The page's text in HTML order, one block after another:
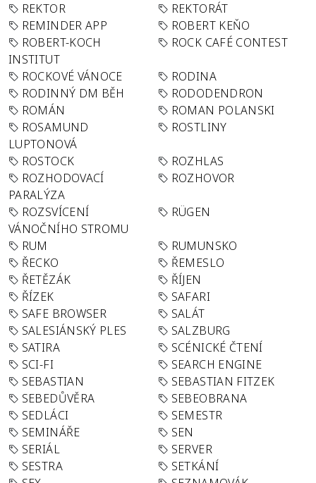
REKTOR
REKTORÁT
REMINDER APP
ROBERT KEŇO
ROBERT-KOCH
INSTITUT
ROCK CAFÉ CONTEST
ROCKOVÉ VÁNOCE
RODINA
RODINNÝ DM BĚH
RODODENDRON
ROMÁN
ROMAN POLANSKI
ROSAMUND
LUPTONOVÁ
ROSTLINY
ROSTOCK
ROZHLAS
ROZHODOVACÍ
PARALÝZA
ROZHOVOR
ROZSVÍCENÍ
VÁNOČNÍHO STROMU
RÜGEN
RUM
RUMUNSKO
ŘECKO
ŘEMESLO
ŘETĚZÁK
ŘÍJEN
ŘÍZEK
SAFARI
SAFE BROWSER
SALÁT
SALESIÁNSKÝ PLES
SALZBURG
SATIRA
SCÉNICKÉ ČTENÍ
SCI-FI
SEARCH ENGINE
SEBASTIAN
SEBASTIAN FITZEK
SEBEDŮVĚRA
SEBEOBRANA
SEDLÁCI
SEMESTR
SEMINÁŘE
SEN
SERIÁL
SERVER
SESTRA
SETKÁNÍ